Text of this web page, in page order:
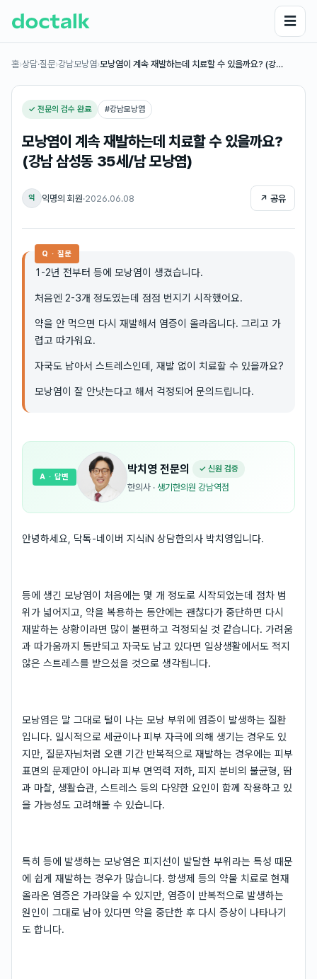
☰
홈›상담·질문›강남모낭염›모낭염이 계속 재발하는데 치료할 수 있을까요? (강…
✓ 전문의 검수 완료 #강남모낭염
모낭염이 계속 재발하는데 치료할 수 있을까요?
(강남 삼성동 35세/남 모낭염)
익 익명의 회원·2026.06.08 ↗ 공유
Q · 질문
1-2년 전부터 등에 모낭염이 생겼습니다.
처음엔 2-3개 정도였는데 점점 번지기 시작했어요.
약을 안 먹으면 다시 재발해서 염증이 올라옵니다. 그리고 가
렵고 따가워요.
자국도 남아서 스트레스인데, 재발 없이 치료할 수 있을까요?
모낭염이 잘 안낫는다고 해서 걱정되어 문의드립니다.
박치영 전문의 ✓ 신원 검증
한의사 · 생기한의원 강남역점
A · 답변
안녕하세요, 닥톡-네이버 지식iN 상담한의사 박치영입니다.
등에 생긴 모낭염이 처음에는 몇 개 정도로 시작되었는데 점차 범
위가 넓어지고, 약을 복용하는 동안에는 괜찮다가 중단하면 다시
재발하는 상황이라면 많이 불편하고 걱정되실 것 같습니다. 가려움
과 따가움까지 동반되고 자국도 남고 있다면 일상생활에서도 적지
않은 스트레스를 받으셨을 것으로 생각됩니다.
모낭염은 말 그대로 털이 나는 모낭 부위에 염증이 발생하는 질환
입니다. 일시적으로 세균이나 피부 자극에 의해 생기는 경우도 있
지만, 질문자님처럼 오랜 기간 반복적으로 재발하는 경우에는 피부
표면의 문제만이 아니라 피부 면역력 저하, 피지 분비의 불균형, 땀
과 마찰, 생활습관, 스트레스 등의 다양한 요인이 함께 작용하고 있
을 가능성도 고려해볼 수 있습니다.
특히 등에 발생하는 모낭염은 피지선이 발달한 부위라는 특성 때문
에 쉽게 재발하는 경우가 많습니다. 항생제 등의 약물 치료로 현재
올라온 염증은 가라앉을 수 있지만, 염증이 반복적으로 발생하는
원인이 그대로 남아 있다면 약을 중단한 후 다시 증상이 나타나기
도 합니다.